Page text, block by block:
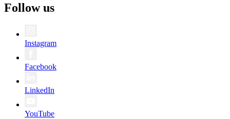
Follow us
Instagram
Facebook
LinkedIn
YouTube